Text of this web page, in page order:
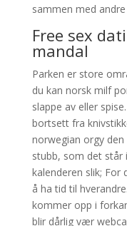
sammen med andre
Free sex
mandal
Parken er store
du kan norsk milf
slappe av eller
bortsett fra
norwegian orgy
stubb, som det står
kalenderen slik; For
å ha tid til
kommer opp i
blir dårlig vær